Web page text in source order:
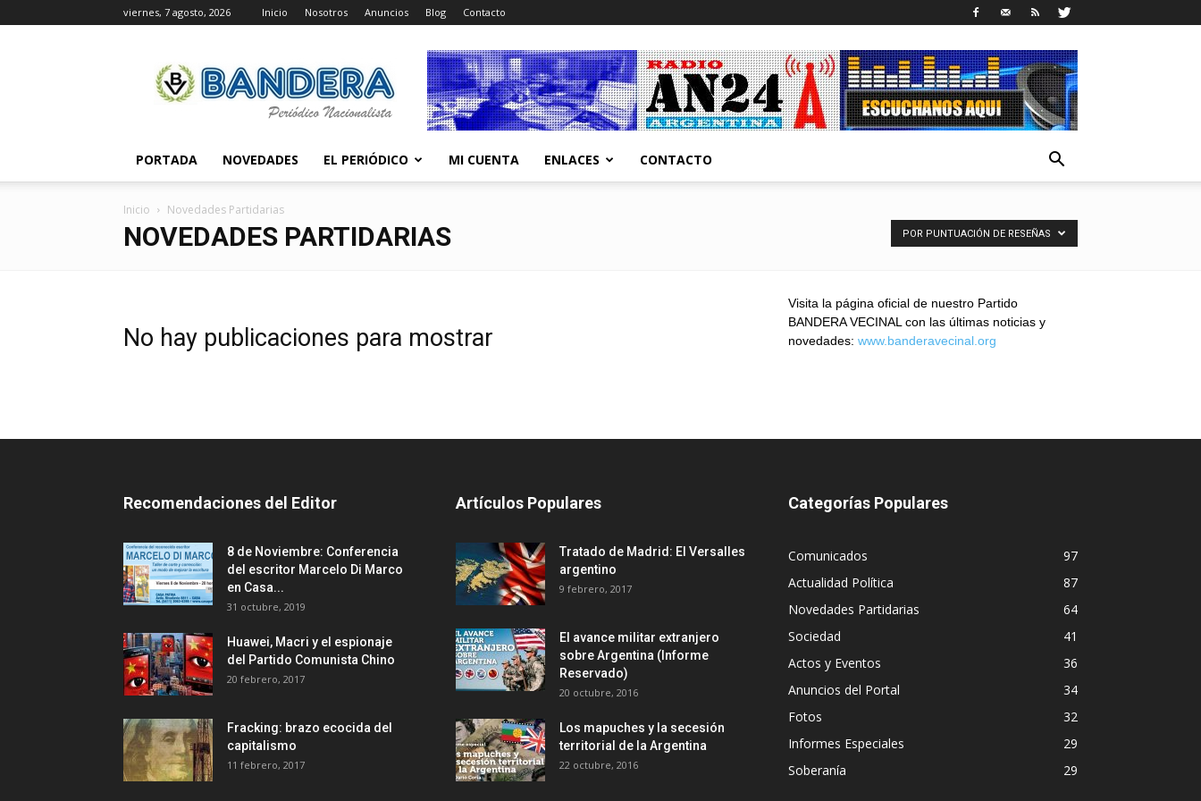
viernes, 7 agosto, 2026 Inicio Nosotros Anuncios Blog Contacto
Bandera
PORTADA NOVEDADES EL PERIÓDICO MI CUENTA ENLACES CONTACTO
Inicio Novedades Partidarias
NOVEDADES PARTIDARIAS POR PUNTUACIÓN DE RESEÑAS
No hay publicaciones para mostrar
Visita la página oficial de nuestro Partido
BANDERA VECINAL con las últimas noticias y
novedades: www.banderavecinal.org
Recomendaciones del Editor
8 de Noviembre: Conferencia
del escritor Marcelo Di Marco
en Casa...
31 octubre, 2019
Huawei, Macri y el espionaje
del Partido Comunista Chino
20 febrero, 2017
Fracking: brazo ecocida del
capitalismo
11 febrero, 2017
Artículos Populares
Tratado de Madrid: El Versalles
argentino
9 febrero, 2017
El avance militar extranjero
sobre Argentina (Informe
Reservado)
20 octubre, 2016
Los mapuches y la secesión
territorial de la Argentina
22 octubre, 2016
Categorías Populares
Comunicados
97
Actualidad Política
87
Novedades Partidarias
64
Sociedad
41
Actos y Eventos
36
Anuncios del Portal
34
Fotos
32
Informes Especiales
29
Soberanía
29